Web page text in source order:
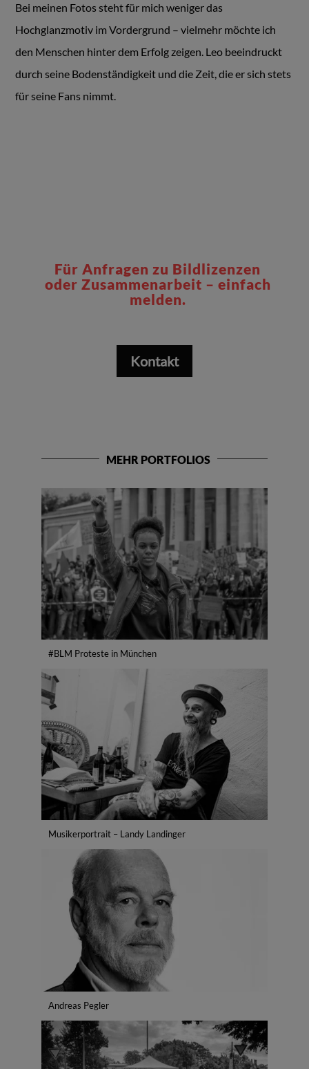
Bei meinen Fotos steht für mich weniger das
Hochglanzmotiv im Vordergrund – vielmehr möchte ich
den Menschen hinter dem Erfolg zeigen. Leo beeindruckt
durch seine Bodenständigkeit und die Zeit, die er sich stets
für seine Fans nimmt.
Für Anfragen zu Bildlizenzen
oder Zusammenarbeit – einfach
melden.
Kontakt
MEHR PORTFOLIOS
#BLM Proteste in München
Musikerportrait – Landy Landinger
Andreas Pegler